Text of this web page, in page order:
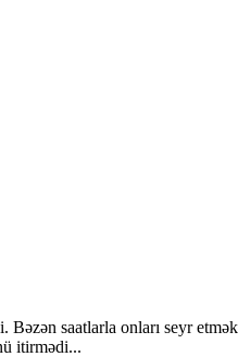
saatlarla onları seyr
itirmədi...